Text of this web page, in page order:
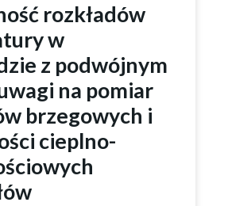
rozkładów
w
z podwójnym
na pomiar
brzegowych i
cieplno-